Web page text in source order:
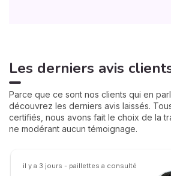
Les derniers avis
Parce que ce sont nos clients qui en
découvrez les derniers avis laissés.
certifiés, nous avons fait le choix de la
ne modérant aucun témoignage.
il y a 3 jours - paillettes a consulté